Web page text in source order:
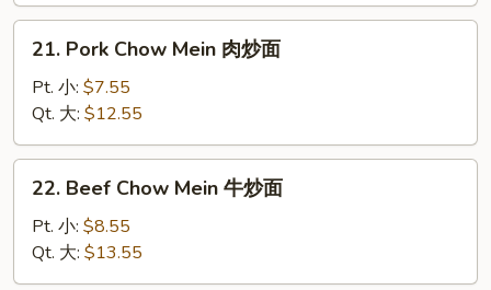
炒
Pork
Chow
Mein
肉
炒
21. Pork Chow Mein 肉炒面
Pt. 小: $7.55
Qt. 大: $12.55
Beef
Chow
Mein
牛
22. Beef Chow Mein 牛炒面
Pt. 小: $8.55
Qt. 大: $13.55